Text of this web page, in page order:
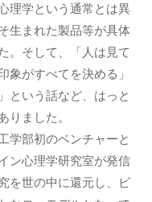
理学という通常とは異
生まれた製品等が具体
。そして、「人は見て
象がすべてを決める」
という話など、はっと
りました。
学部初のベンチャーと
ン心理学研究室が発信
を世の中に還元し、ビ